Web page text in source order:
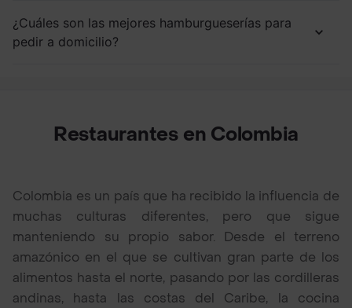
¿Cuáles son las mejores hamburgueserías para
pedir a domicilio?
Restaurantes en Colombia
Colombia es un país que ha recibido la influencia de
muchas culturas diferentes, pero que sigue
manteniendo su propio sabor. Desde el terreno
amazónico en el que se cultivan gran parte de los
alimentos hasta el norte, pasando por las cordilleras
andinas, hasta las costas del Caribe, la cocina